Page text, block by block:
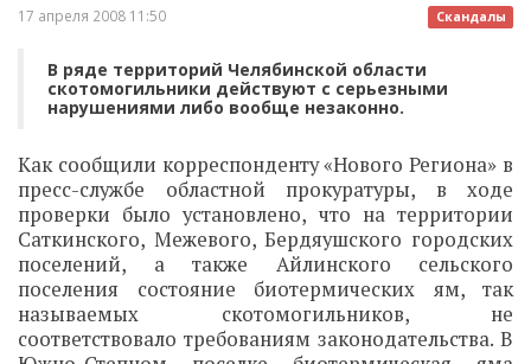
Скандалы
17 апреля 2008 11:50
В ряде территорий Челябинской области
скотомогильники действуют с серьезными
нарушениями либо вообще незаконно.
Как сообщили корреспонденту «Нового Региона» в
пресс-службе областной прокуратуры, в ходе
проверки было установлено, что на территории
Саткинского, Межевого, Бердяушского городских
поселений, а также Айлинского сельского
поселения состояние биотермических ям, так
называемых скотомогильников, не
соответствовало требованиям законодательства. В